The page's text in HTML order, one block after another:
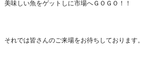
美味しい魚をゲットしに市場へＧＯＧＯ！！
それでは皆さんのご来場をお待ちしております。